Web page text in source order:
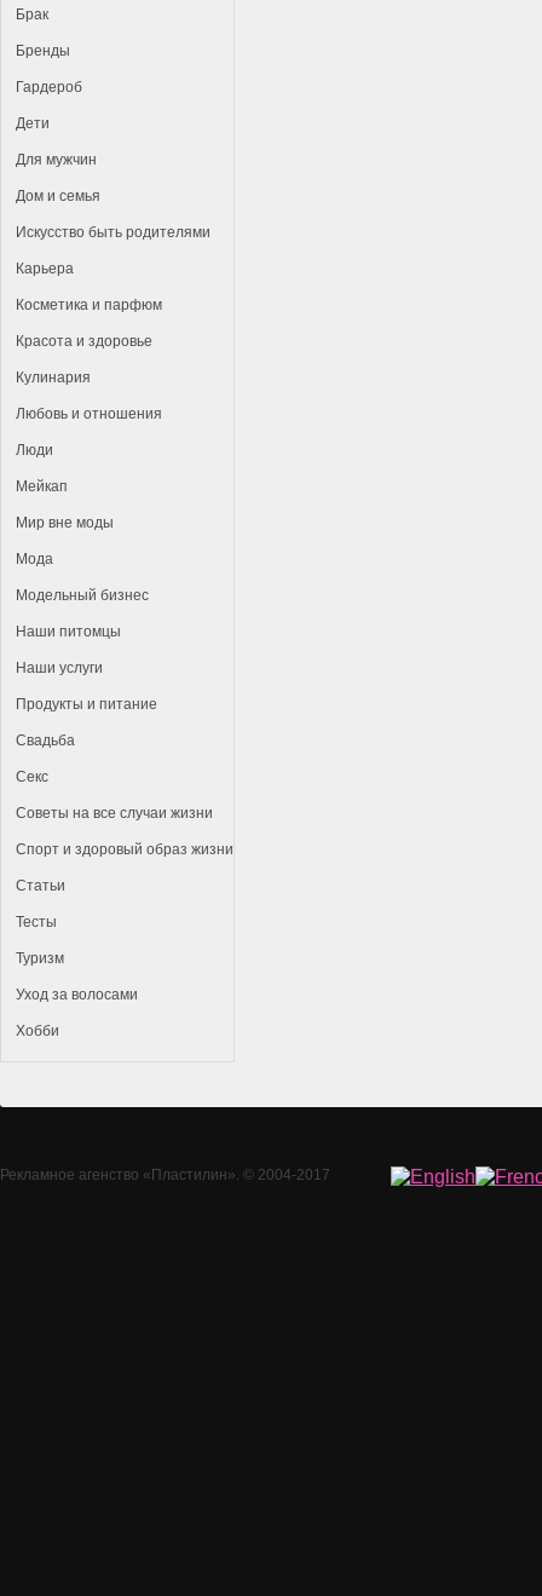
Брак
Бренды
Гардероб
Дети
Для мужчин
Дом и семья
Искусство быть родителями
Карьера
Косметика и парфюм
Красота и здоровье
Кулинария
Любовь и отношения
Люди
Мейкап
Мир вне моды
Мода
Модельный бизнес
Наши питомцы
Наши услуги
Продукты и питание
Свадьба
Секс
Советы на все случаи жизни
Спорт и здоровый образ жизни
Статьи
Тесты
Туризм
Уход за волосами
Хобби
Рекламное агенство «Пластилин». © 2004-2017